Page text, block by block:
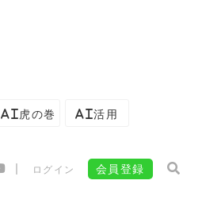
AI虎の巻 AI活用
ログイン 会員登録